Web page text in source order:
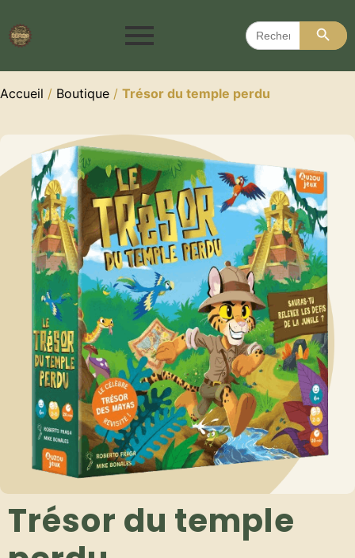
Search
for:
Search
Accueil / Boutique / Trésor du temple perdu
Trésor du temple